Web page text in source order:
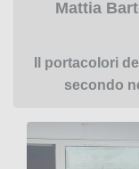
Mattia
Il portacolori
secondo